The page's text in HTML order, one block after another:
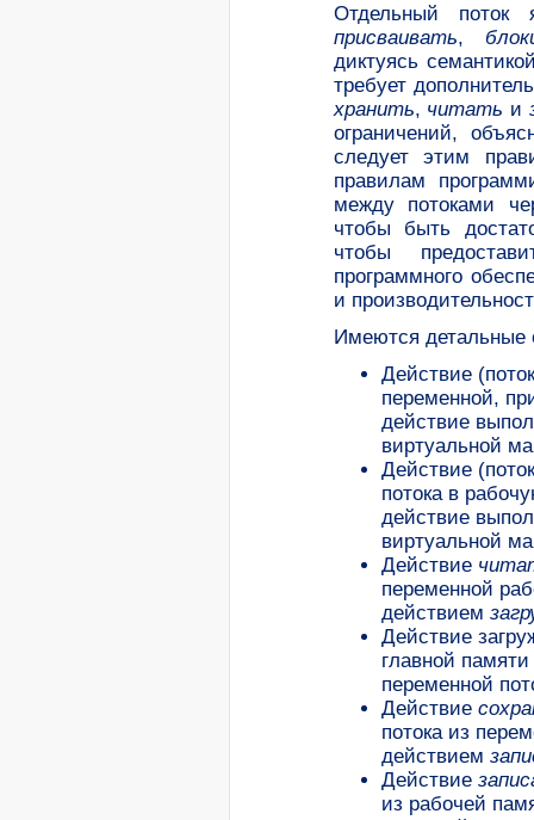
Отдельный
присваивать,
диктуясь
требует
хранить, читать и
ограничений,
следует этим
правилам
между потоками
чтобы быть
чтобы
программного
и
Имеются детальные
Действие
переменной,
действие
виртуальной
Действие
потока в
действие
виртуальной
Действие
переменной
действием
Действие
главной
переменной
Действие
потока из
действием
Действие
из рабочей